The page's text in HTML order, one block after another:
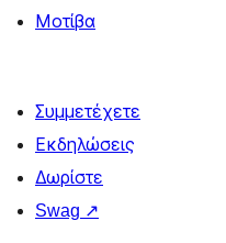
Μοτίβα
Συμμετέχετε
Εκδηλώσεις
Δωρίστε
Swag ↗